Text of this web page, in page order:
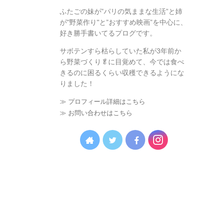
ふたごの妹が”パリの気ままな生活”と姉
が"野菜作り"と”おすすめ映画”を中心に、
好き勝手書いてるプログです。
サボテンすら枯らしていた私が3年前か
ら野菜づくり🥬に目覚めて、今では食べ
きるのに困るくらい収穫できるようにな
りました！
≫ プロフィール詳細はこちら
≫ お問い合わせはこちら